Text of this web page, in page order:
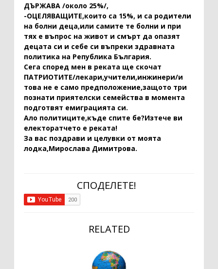
ДЪРЖАВА /около 25%/,
-ОЦЕЛЯВАЩИТЕ,които са 15%, и са родители
на болни деца,или самите те болни и при
тях е въпрос на живот и смърт да опазят
децата си и себе си въпреки здравната
политика на Република България.
Сега според мен в реката ще скочат
ПАТРИОТИТЕ/лекари,учители,инжинери/и
това не е само предположение,защото три
познати приятелски семейства в момента
подготвят емиграцията си.
Ало политиците,къде спите бе?Изтече ви
електоратчето е реката!
За вас поздрави и целувки от моята
лодка,Мирослава Димитрова.
СПОДЕЛЕТЕ!
RELATED